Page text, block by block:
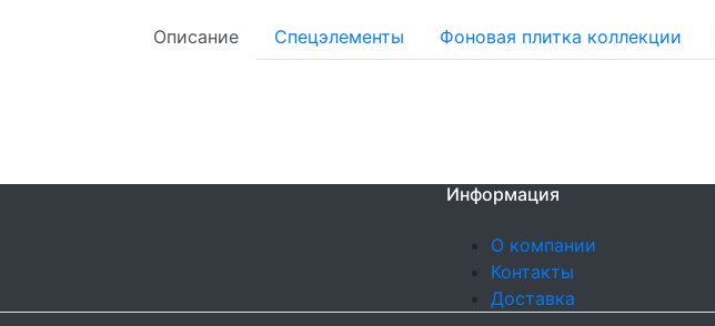
Описание Спецэлементы Фоновая плитка коллекции
Информация
О компании
Контакты
Доставка